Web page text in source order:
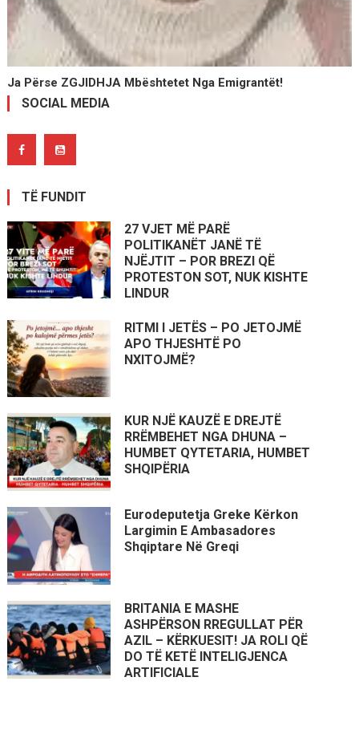
Ja Përse ZGJIDHJA Mbështetet Nga Emigrantët!
SOCIAL MEDIA
TË FUNDIT
27 VJET MË PARË
POLITIKANËT JANË TË
NJËJTIT – POR BREZI QË
PROTESTON SOT, NUK KISHTE
LINDUR
RITMI I JETËS – PO JETOJMË
APO THJESHTË PO
NXITOJMË?
KUR NJË KAUZË E DREJTË
RRËMBEHET NGA DHUNA –
HUMBET QYTETARIA, HUMBET
SHQIPËRIA
Eurodeputetja Greke Kërkon
Largimin E Ambasadores
Shqiptare Në Greqi
BRITANIA E MASHE
ASHPËRSON RREGULLAT PËR
AZIL – KËRKUESIT! JA ROLI QË
DO TË KETË INTELIGJENCA
ARTIFICIALE